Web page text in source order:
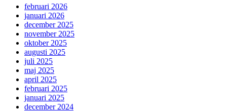
februari 2026
januari 2026
december 2025
november 2025
oktober 2025
augusti 2025
juli 2025
maj 2025
april 2025
februari 2025
januari 2025
december 2024